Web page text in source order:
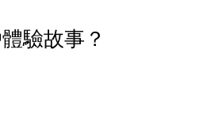
驗故事？